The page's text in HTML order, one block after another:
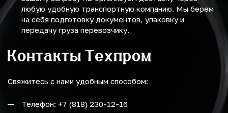
любую удобную транспортную компанию. Мы берем
на себя подготовку документов, упаковку и
передачу груза перевозчику.
Контакты Техпром
Свяжитесь с нами удобным способом:
Телефон: +7 (818) 230-12-16